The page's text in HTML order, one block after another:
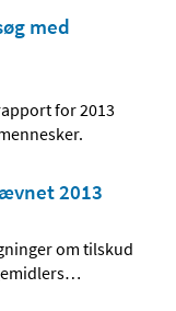
med
for 2013
2013
om tilskud
…